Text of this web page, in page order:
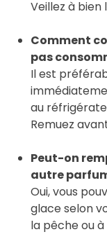
Veillez à
Comment
pas
Il est
au
Remuez
Peut-on
autre
Oui, vous
glace selon
la pêche ou à